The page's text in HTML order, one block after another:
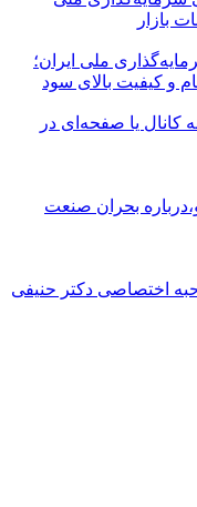
بازار
ملی ایران؛
و کیفیت بالای سود
یا صفحه‌ای در
بحران صنعت
اختصاصی دکتر حنیفی